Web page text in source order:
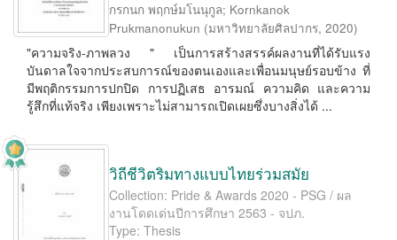
กรกนก พฤกษ์มโนนุกูล; Kornkanok
Prukmanonukun (มหาวิทยาลัยศิลปากร, 2020)
"ความจริง-ภาพลวง " เป็นการสร้างสรรค์ผลงานที่ได้รับแรง
บันดาลใจจากประสบการณ์ของตนเองและเพื่อนมนุษย์รอบข้าง ที่
มีพฤติกรรมการปกปิด การปฏิเสธ อารมณ์ ความคิด และความ
รู้สึกที่แท้จริง เพียงเพราะไม่สามารถเปิดเผยซึ่งบางสิ่งได้ ...
วิถีชีวิตริมทางแบบไทยร่วมสมัย
Collection: Pride & Awards 2020 - PSG / ผล
งานโดดเด่นปีการศึกษา 2563 - จปภ.
Type: Thesis